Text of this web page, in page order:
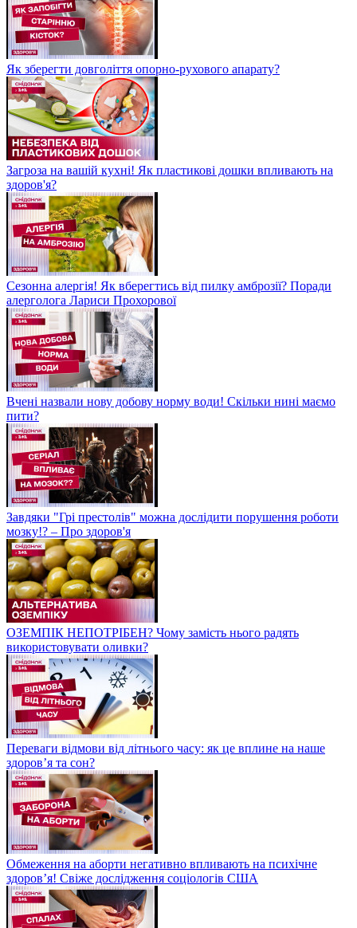
Як зберегти довголіття опорно-рухового апарату?
Загроза на вашій кухні! Як пластикові дошки впливають на
здоров'я?
Сезонна алергія! Як вберегтись від пилку амброзії? Поради
алерголога Лариси Прохорової
Вчені назвали нову добову норму води! Скільки нині маємо
пити?
Завдяки "Грі престолів" можна дослідити порушення роботи
мозку!? – Про здоров'я
ОЗЕМПІК НЕПОТРІБЕН? Чому замість нього радять
використовувати оливки?
Переваги відмови від літнього часу: як це вплине на наше
здоров’я та сон?
Обмеження на аборти негативно впливають на психічне
здоров’я! Свіже дослідження соціологів США